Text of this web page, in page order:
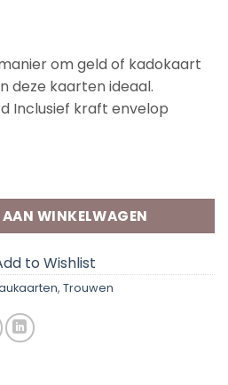
om geld of kadokaart
deze kaarten ideaal.
Inclusief kraft envelop
en Gelukkig" aantal
WINKELWAGEN
to Wishlist
, Trouwen